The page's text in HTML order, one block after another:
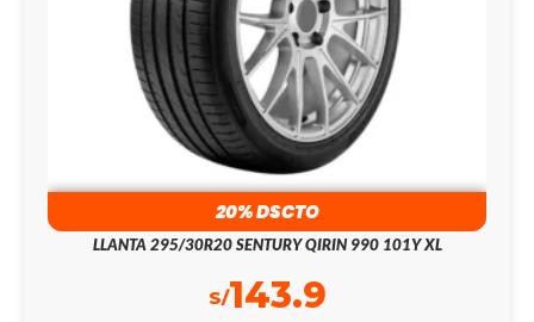
20% DSCTO
LLANTA 295/30R20 SENTURY QIRIN 990 101Y XL
S/143.9